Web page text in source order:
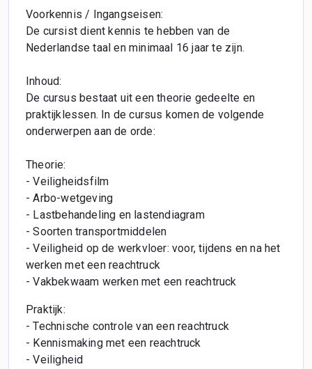
Voorkennis / Ingangseisen:
De cursist dient kennis te hebben van de
Nederlandse taal en minimaal 16 jaar te zijn.
Inhoud:
De cursus bestaat uit een theorie gedeelte en
praktijklessen. In de cursus komen de volgende
onderwerpen aan de orde:
Theorie:
- Veiligheidsfilm
- Arbo-wetgeving
- Lastbehandeling en lastendiagram
- Soorten transportmiddelen
- Veiligheid op de werkvloer: voor, tijdens en na het
werken met een reachtruck
- Vakbekwaam werken met een reachtruck
Praktijk:
- Technische controle van een reachtruck
- Kennismaking met een reachtruck
- Veiligheid